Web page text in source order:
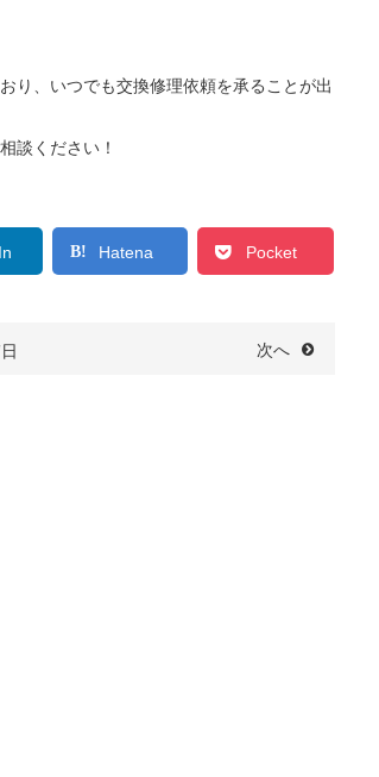
り、いつでも交換修理依頼を承ることが出
談ください！
Hatena Pocket
次へ